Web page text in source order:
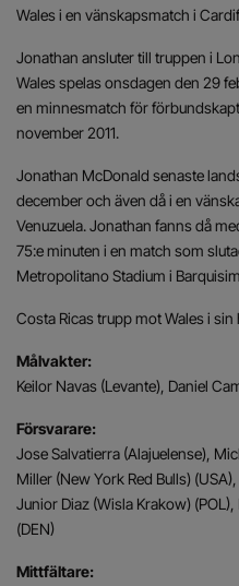
Wales i en vänskapsmatch i
Jonathan ansluter till truppen i
Wales spelas onsdagen den 29
en minnesmatch för
november 2011.
Jonathan McDonald senaste
december och även då i en
Venuzuela. Jonathan fanns då
75:e minuten i en match som
Metropolitano Stadium i
Costa Ricas trupp mot Wales i sin
Målvakter:
Keilor Navas (Levante), Daniel
Försvarare:
Jose Salvatierra (Alajuelense),
Miller (New York Red Bulls)
Junior Diaz (Wisla Krakow)
(DEN)
Mittfältare: